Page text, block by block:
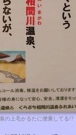
の上毛かるたに便乗してる!?